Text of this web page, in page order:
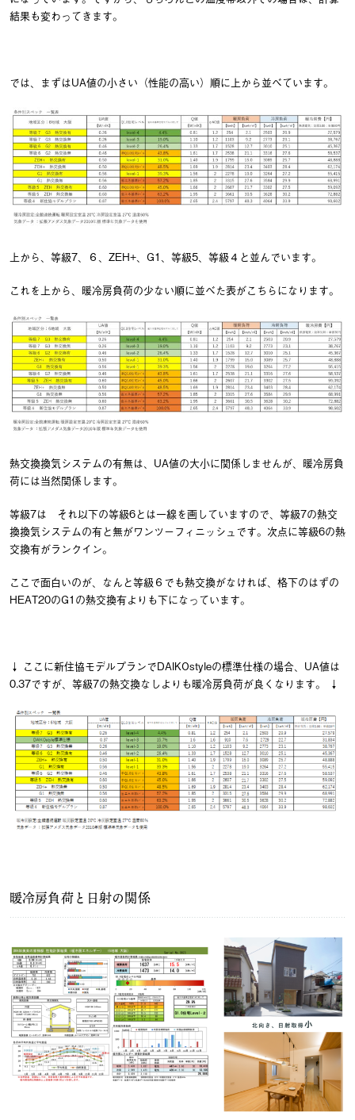
結果も変わってきます。
では、まずはUA値の小さい（性能の高い）順に上から並べています。
上から、等級7、６、ZEH+、G1、等級5、等級４と並んでいます。
これを上から、暖冷房負荷の少ない順に並べた表がこちらになります。
熱交換換気システムの有無は、UA値の大小に関係しませんが、暖冷房負
荷には当然関係します。
等級7は それ以下の等級6とは一線を画していますので、等級7の熱交
換換気システムの有と無がワンツーフィニッシュです。次点に等級6の熱
交換有がランクイン。
ここで面白いのが、なんと等級６でも熱交換がなければ、格下のはずの
HEAT20のG1の熱交換有よりも下になっています。
↓ ここに新住協モデルプランでDAIKOstyleの標準仕様の場合、UA値は
0.37ですが、等級7の熱交換なしよりも暖冷房負荷が良くなります。 ↓
暖冷房負荷と日射の関係